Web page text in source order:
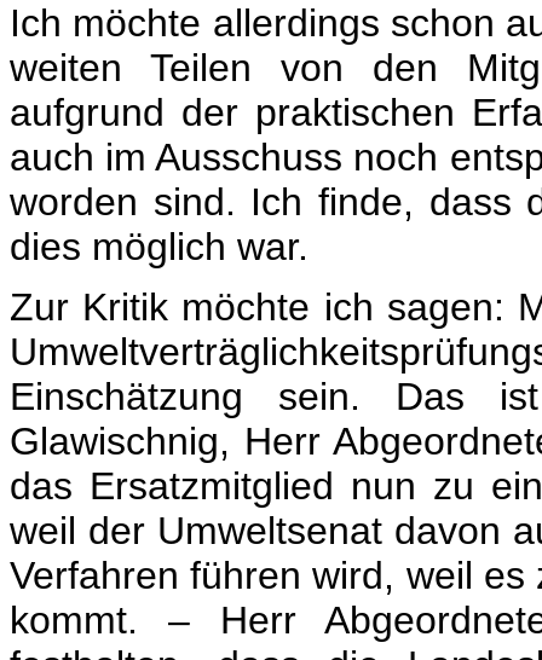
Ich möchte allerdings schon
weiten Teilen von den
aufgrund der praktischen
auch im Ausschuss noch
worden sind. Ich finde, dass
dies möglich war.
Zur Kritik möchte ich sagen:
Einschätzung sein. Das
Glawischnig, Herr
das Ersatzmitglied nun zu
weil der Umweltsenat davon
Verfahren führen wird, weil
kommt. – Herr